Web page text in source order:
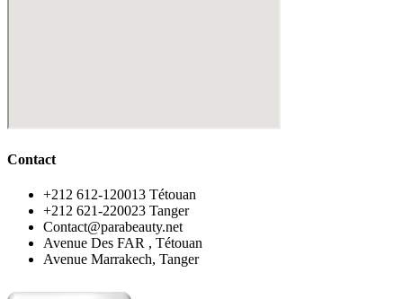
Contact
‪+212 612-120013 Tétouan
‪+212 621-220023 Tanger
Contact@parabeauty.net
Avenue Des FAR , Tétouan
Avenue Marrakech, Tanger